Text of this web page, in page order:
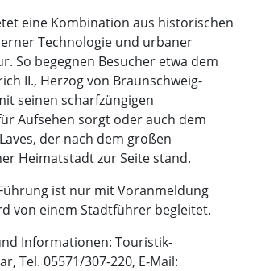
eine Kombination aus historischen
Technologie und urbaner
So begegnen Besucher etwa dem
II., Herzog von Braunschweig-
seinen scharfzüngigen
Aufsehen sorgt oder auch dem
der nach dem großen
Heimatstadt zur Seite stand.
ist nur mit Voranmeldung
von einem Stadtführer begleitet.
Informationen: Touristik-
Tel. 05571/307-220, E-Mail: